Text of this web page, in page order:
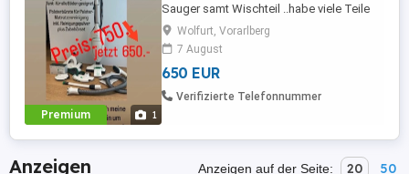
Premium 1
Sauger samt Wischteil ..habe viele Teile
dabei ,die alle vollständig neu sind
..Polstersauger usw
Wolfurt, Vorarlberg
7 August
650 EUR
Verifizierte Telefonnummer
Anzeigen Anzeigen auf der Seite: 20 50